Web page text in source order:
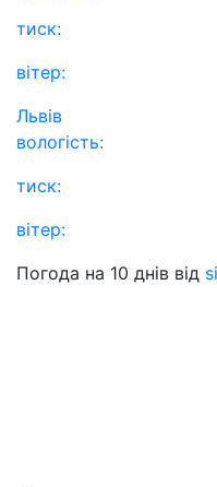
тиск:
вітер:
Львів
вологість:
тиск:
вітер:
Погода на 10 днів від